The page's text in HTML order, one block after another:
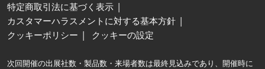
特定商取引法に基づく表示
カスタマーハラスメントに対する基本方針
クッキーポリシー
クッキーの設定
次回開催の出展社数・製品数・来場者数は最終見込みであり、開催時に